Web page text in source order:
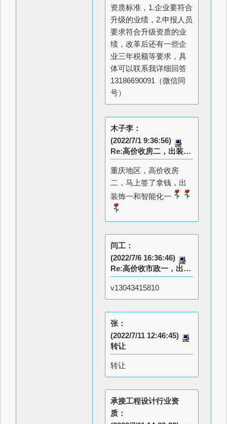
资质标准，1.企业要符合
升级的业绩，2.申报人员
要求符合升级资质的业
绩，改革后还有一些企
业三年税额等要求，具
体可以联系我详细回答
13186690091（微信同
号）
木子李：
(2022/7/1 9:36:56)
Re:高价收房二，出装饰一和智能化一
重庆地区，高价收房
二，马上签了拿钱，出
装饰一和智能化一
闫工：
(2022/7/6 16:36:46)
Re:高价收市政一，出建筑甲（已打证），岩土甲（已打证）
v13043415810
张：
(2022/7/11 12:46:45)
转让
转让
承接工程设计行业资
质：